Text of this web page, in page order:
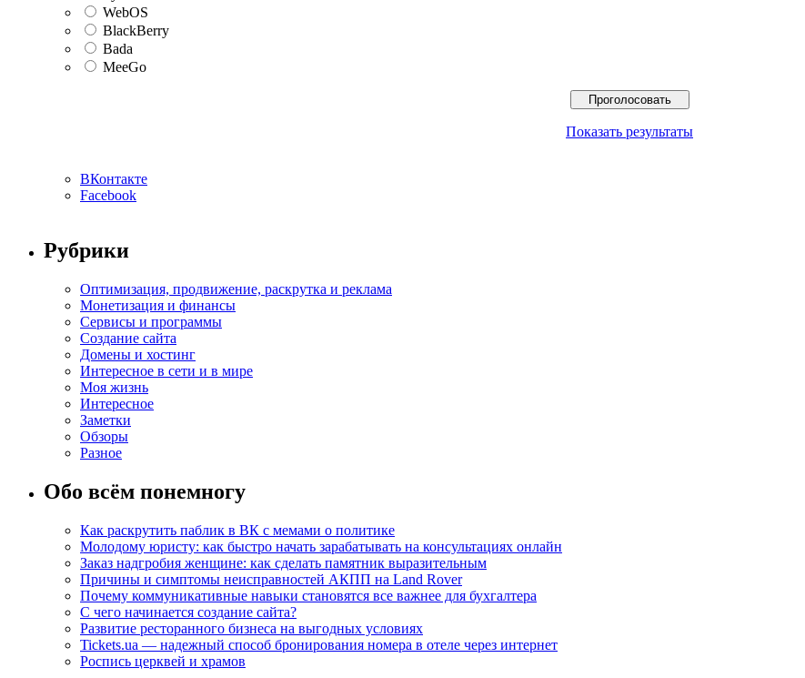
WebOS
BlackBerry
Bada
MeeGo
Показать результаты
ВКонтакте
Facebook
Рубрики
Оптимизация, продвижение, раскрутка и реклама
Монетизация и финансы
Сервисы и программы
Создание сайта
Домены и хостинг
Интересное в сети и в мире
Моя жизнь
Интересное
Заметки
Обзоры
Разное
Обо всём понемногу
Как раскрутить паблик в ВК с мемами о политике
Молодому юристу: как быстро начать зарабатывать на консультациях онлайн
Заказ надгробия женщине: как сделать памятник выразительным
Причины и симптомы неисправностей АКПП на Land Rover
Почему коммуникативные навыки становятся все важнее для бухгалтера
С чего начинается создание сайта?
Развитие ресторанного бизнеса на выгодных условиях
Tickets.ua — надежный способ бронирования номера в отеле через интернет
Роспись церквей и храмов